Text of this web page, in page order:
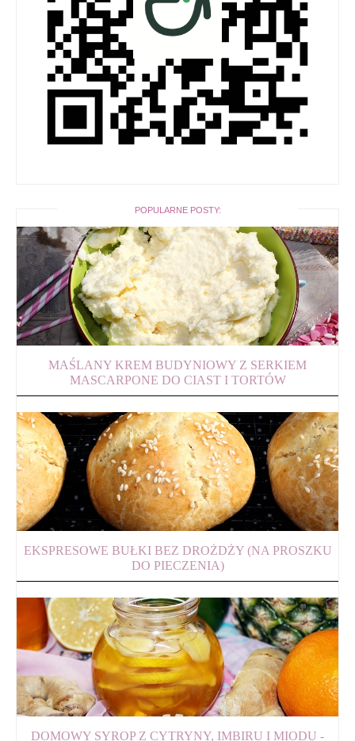
POPULARNE POSTY:
MAŚLANY KREM BUDYNIOWY Z SERKIEM
MASCARPONE DO CIAST I TORTÓW
EKSPRESOWE BUŁKI BEZ DROŻDŻY (NA PROSZKU
DO PIECZENIA)
DOMOWY SYROP Z CYTRYNY, IMBIRU I MIODU -